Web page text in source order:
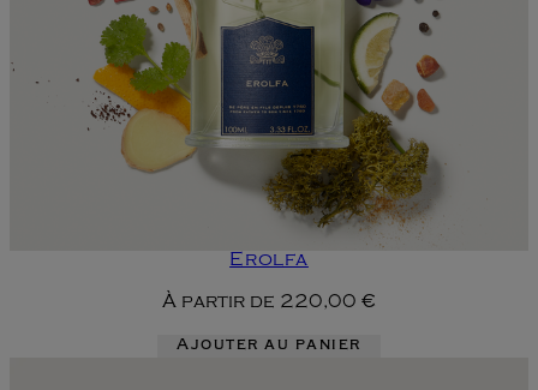
Erolfa
À partir de 220,00 €
Ajouter au panier